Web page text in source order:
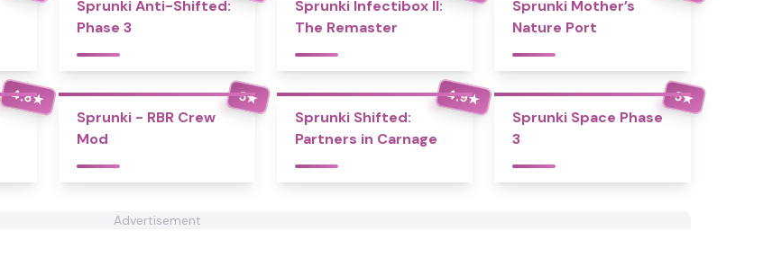
Sprunki Anti-Shifted:
Phase 3
Sprunki Infectibox II:
The Remaster
Sprunki Mother’s
Nature Port
4.8★ 5★
Sprunki - RBR Crew
Mod
4.9★
Sprunki Shifted:
Partners in Carnage
5★
Sprunki Space Phase
3
Advertisement